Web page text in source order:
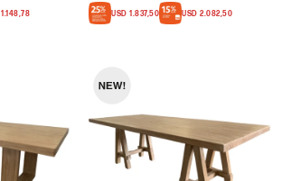
1.148,78 USD 1.837,50 USD 2.082,50